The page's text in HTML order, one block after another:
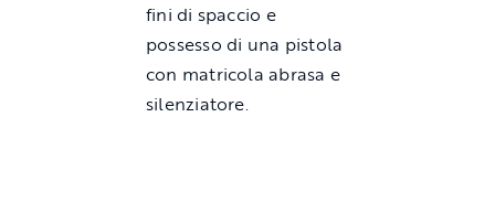
fini di spaccio e
possesso di una pistola
con matricola abrasa e
silenziatore.